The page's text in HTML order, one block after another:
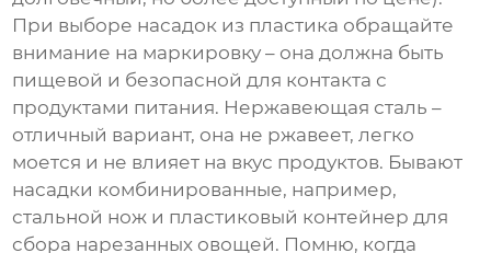
При выборе насадок из пластика обращайте
внимание на маркировку – она должна быть
пищевой и безопасной для контакта с
продуктами питания. Нержавеющая сталь –
отличный вариант, она не ржавеет, легко
моется и не влияет на вкус продуктов. Бывают
насадки комбинированные, например,
стальной нож и пластиковый контейнер для
сбора нарезанных овощей. Помню, когда